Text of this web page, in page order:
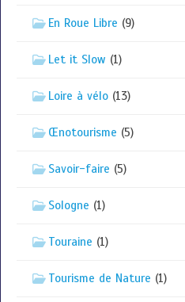
En Roue Libre (9)
Let it Slow (1)
Loire à vélo (13)
Œnotourisme (5)
Savoir-faire (5)
Sologne (1)
Touraine (1)
Tourisme de Nature (1)